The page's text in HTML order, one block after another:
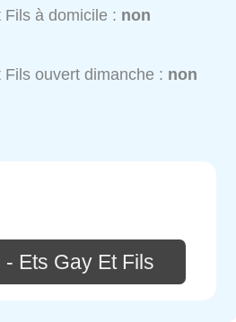
à domicile : non
ouvert dimanche : non
Ets Gay Et Fils